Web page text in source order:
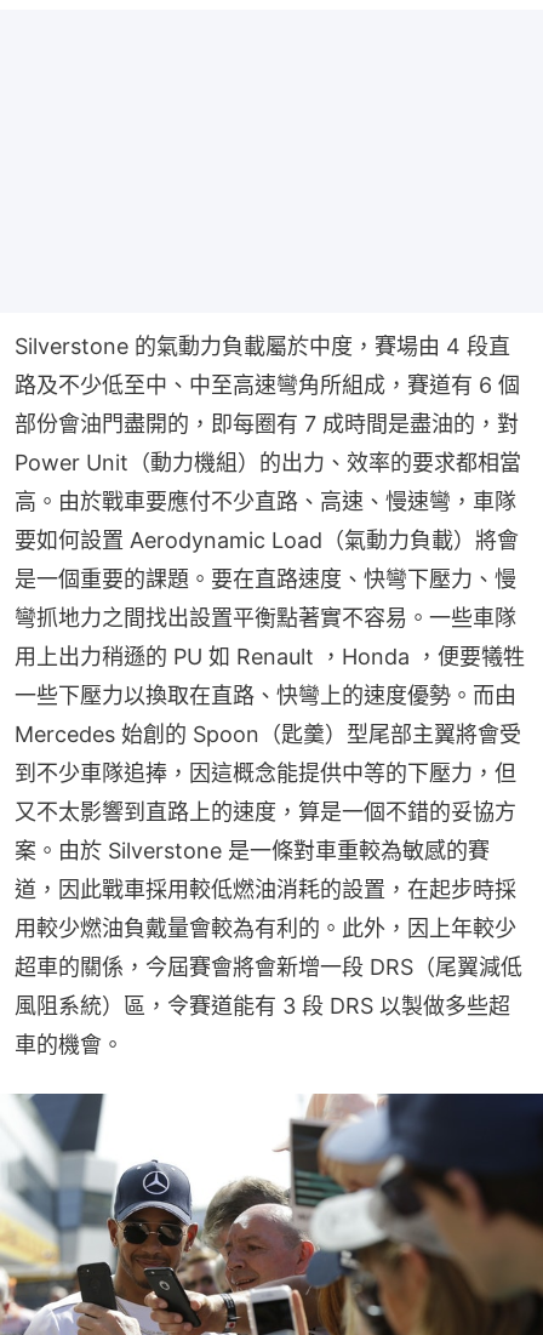
Silverstone 的氣動力負載屬於中度，賽場由 4 段直
路及不少低至中、中至高速彎角所組成，賽道有 6 個
部份會油門盡開的，即每圈有 7 成時間是盡油的，對
Power Unit（動力機組）的出力、效率的要求都相當
高。由於戰車要應付不少直路、高速、慢速彎，車隊
要如何設置 Aerodynamic Load（氣動力負載）將會
是一個重要的課題。要在直路速度、快彎下壓力、慢
彎抓地力之間找出設置平衡點著實不容易。一些車隊
用上出力稍遜的 PU 如 Renault ，Honda ，便要犧牲
一些下壓力以換取在直路、快彎上的速度優勢。而由
Mercedes 始創的 Spoon（匙羹）型尾部主翼將會受
到不少車隊追捧，因這概念能提供中等的下壓力，但
又不太影響到直路上的速度，算是一個不錯的妥協方
案。由於 Silverstone 是一條對車重較為敏感的賽
道，因此戰車採用較低燃油消耗的設置，在起步時採
用較少燃油負戴量會較為有利的。此外，因上年較少
超車的關係，今屆賽會將會新增一段 DRS（尾翼減低
風阻系統）區，令賽道能有 3 段 DRS 以製做多些超
車的機會。